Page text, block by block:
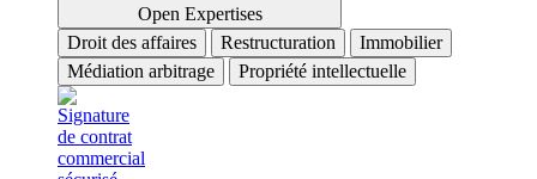
Open Expertises
Droit des affaires
Restructuration
Immobilier
Médiation arbitrage
Propriété intellectuelle